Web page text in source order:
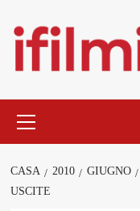
contenuto
principale
CASA 2010 GIUGNO
USCITE